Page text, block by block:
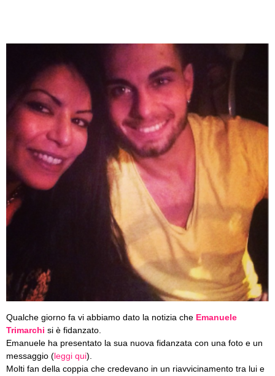
Qualche giorno fa vi abbiamo dato la notizia che Emanuele
Trimarchi si è fidanzato.
Emanuele ha presentato la sua nuova fidanzata con una foto e un
messaggio (leggi qui).
Molti fan della coppia che credevano in un riavvicinamento tra lui e